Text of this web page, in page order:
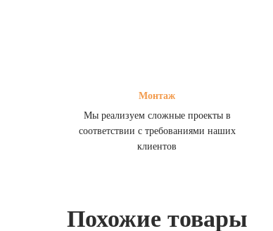
Монтаж
Мы реализуем сложные проекты в
соответствии с требованиями наших
клиентов
Похожие товары